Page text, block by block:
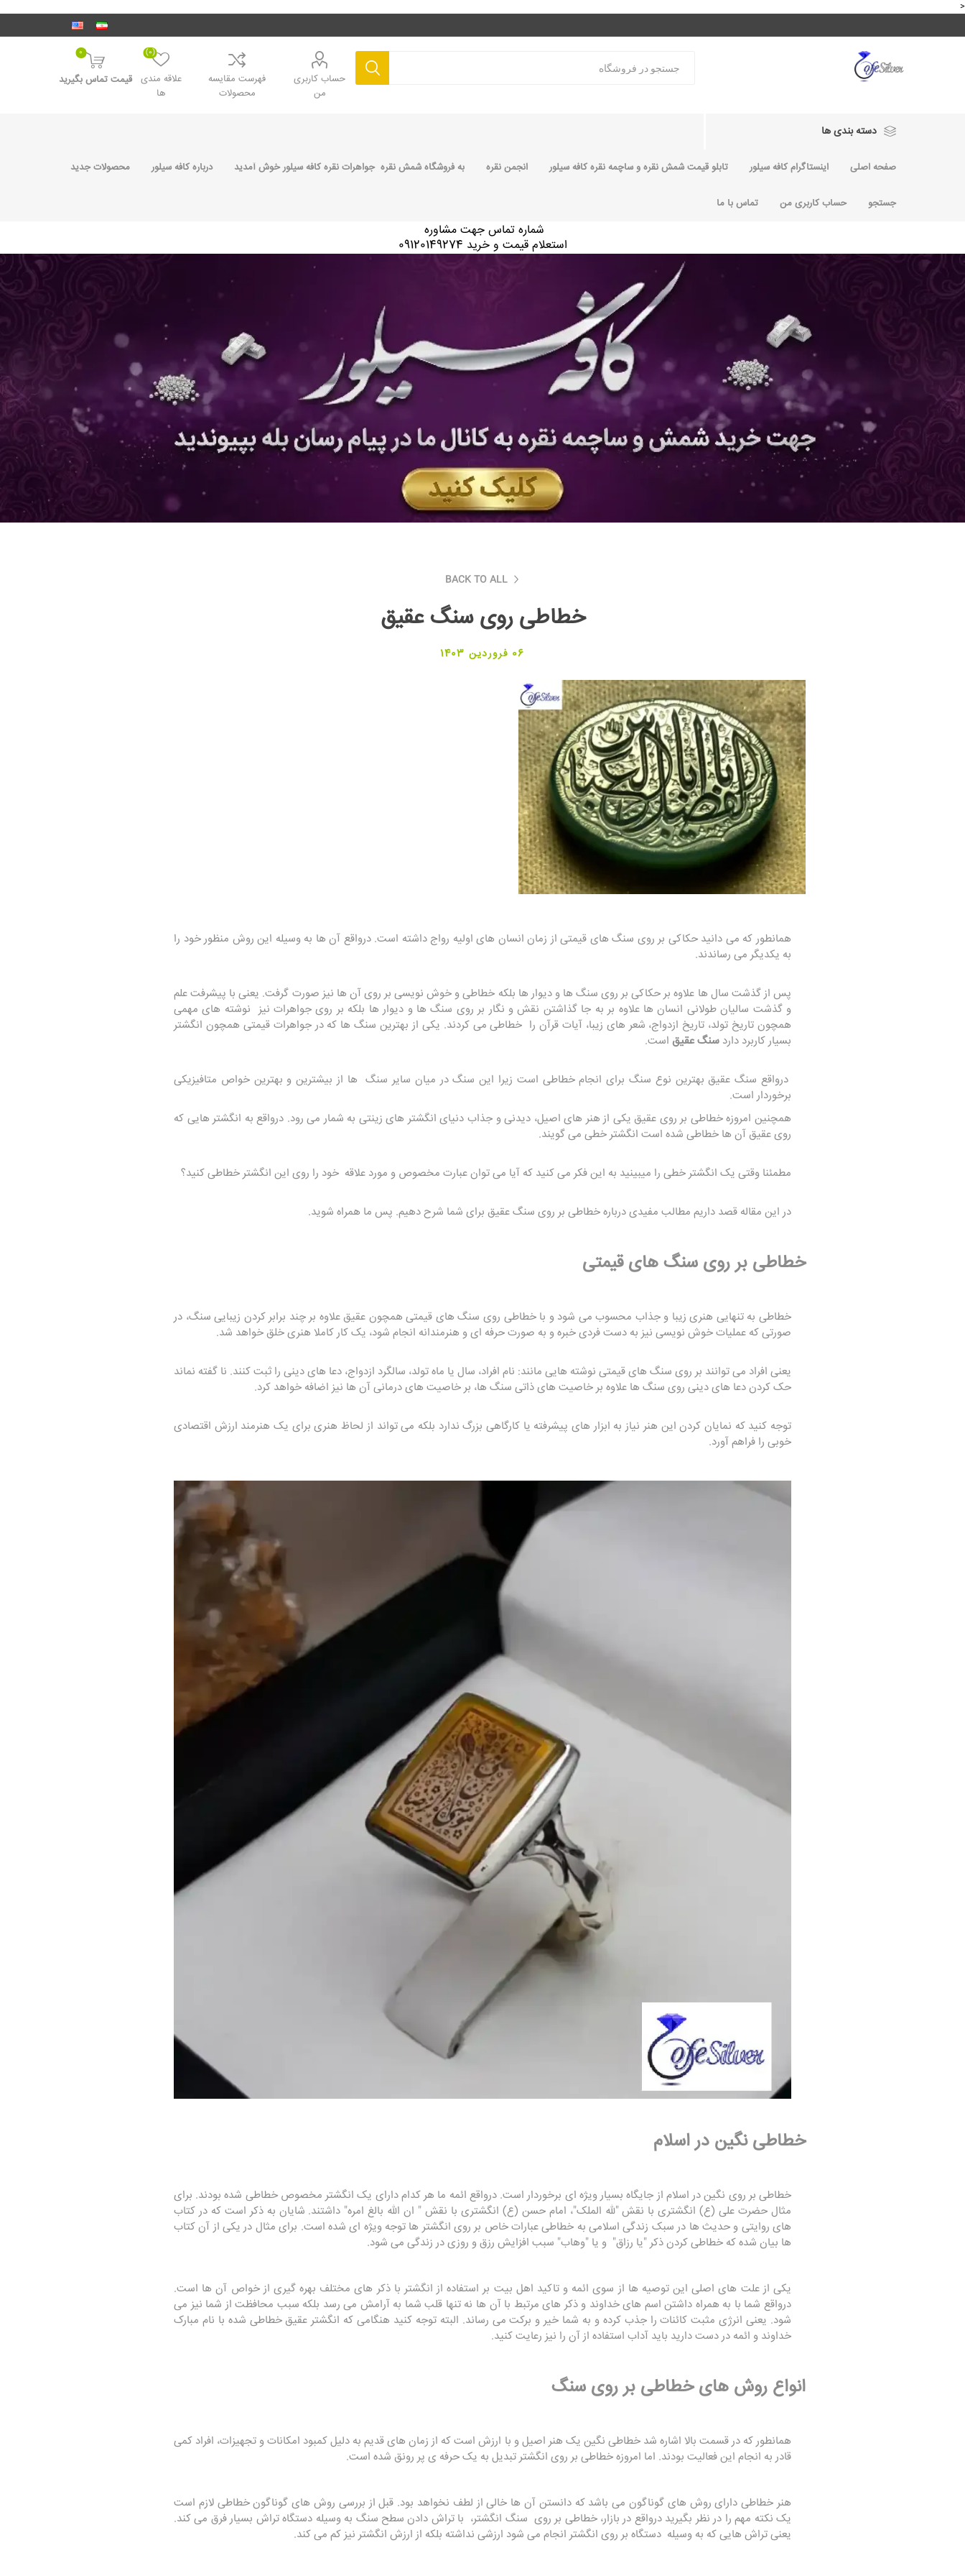
<
حساب کاربری
من
فهرست مقایسه
محصولات
علاقه مندی
ها
(0)
0
قیمت تماس بگیرید
دسته بندی ها
صفحه اصلی اینستاگرام کافه سیلور تابلو قیمت شمش نقره و ساچمه نقره کافه سیلور انجمن نقره به فروشگاه شمش نقره جواهرات نقره کافه سیلور خوش آمدید درباره کافه سیلور محصولات جدید
جستجو حساب کاربری من تماس با ما
شماره تماس جهت مشاوره
استعلام قیمت و خرید 09120149274
BACK TO ALL
خطاطی روی سنگ عقیق
06 فروردین 1403
همانطور که می دانید حکاکی بر روی سنگ های قیمتی از زمان انسان های اولیه رواج داشته است. درواقع آن ها به وسیله این روش منظور خود را
به یکدیگر می رساندند.
پس از گذشت سال ها علاوه بر حکاکی بر روی سنگ ها و دیوار ها بلکه خطاطی و خوش نویسی بر روی آن ها نیز صورت گرفت. یعنی با پیشرفت علم
و گذشت سالیان طولانی انسان ها علاوه بر به جا گذاشتن نقش و نگار بر روی سنگ ها و دیوار ها بلکه بر روی جواهرات نیز نوشته های مهمی
همچون تاریخ تولد، تاریخ ازدواج، شعر های زیبا، آیات قرآن را خطاطی می کردند. یکی از بهترین سنگ ها که در جواهرات قیمتی همچون انگشتر
بسیار کاربرد دارد سنگ عقیق است.
درواقع سنگ عقیق بهترین نوع سنگ برای انجام خطاطی است زیرا این سنگ در میان سایر سنگ ها از بیشترین و بهترین خواص متافیزیکی
برخوردار است.
همچنین امروزه خطاطی بر روی عقیق یکی از هنر های اصیل، دیدنی و جذاب دنیای انگشتر های زینتی به شمار می رود. درواقع به انگشتر هایی که
روی عقیق آن ها خطاطی شده است انگشتر خطی می گویند.
مطمئنا وقتی یک انگشتر خطی را میبینید به این فکر می کنید که آیا می توان عبارت مخصوص و مورد علاقه خود را روی این انگشتر خطاطی کنید؟
در این مقاله قصد داریم مطالب مفیدی درباره خطاطی بر روی سنگ عقیق برای شما شرح دهیم. پس ما همراه شوید‌.
خطاطی بر روی سنگ های قیمتی
خطاطی به تنهایی هنری زیبا و جذاب محسوب می شود و با خطاطی روی سنگ های قیمتی همچون عقیق علاوه بر چند برابر کردن زیبایی سنگ، در
صورتی که عملیات خوش نویسی نیز به دست فردی خبره و به صورت حرفه ای و هنرمندانه انجام شود، یک کار کاملا هنری خلق خواهد شد.
یعنی افراد می توانند بر روی سنگ های قیمتی نوشته هایی مانند: نام افراد، سال یا ماه تولد، سالگرد ازدواج، دعا های دینی را ثبت کنند. نا گفته نماند
حک کردن دعا های دینی روی سنگ ها علاوه بر خاصیت های ذاتی سنگ ها، بر خاصیت های درمانی آن ها نیز اضافه خواهد کرد.
توجه کنید که نمایان کردن این هنر نیاز به ابزار های پیشرفته یا کارگاهی بزرگ ندارد بلکه می تواند از لحاظ هنری برای یک هنرمند ارزش اقتصادی
خوبی را فراهم آورد.
خطاطی نگین در اسلام
خطاطی بر روی نگین در اسلام از جایگاه بسیار ویژه ای برخوردار است. درواقع ائمه ما هر کدام دارای یک انگشتر مخصوص خطاطی شده بودند. برای
مثال حضرت علی (ع) انگشتری با نقش "لله الملک"، امام حسن (ع) انگشتری با نقش " ان الله بالغ امره" داشتند. شایان به ذکر است که در کتاب
های روایتی و حدیث ها در سبک زندگی اسلامی به خطاطی عبارات خاص بر روی انگشتر ها توجه ویژه ای شده است. برای مثال در یکی از آن کتاب
ها بیان شده که خطاطی کردن ذکر "یا رزاق" و یا "وهاب" سبب افزایش رزق و روزی در زندگی می شود.
یکی از علت های اصلی این توصیه ها از سوی ائمه و تاکید اهل بیت بر استفاده از انگشتر با ذکر های مختلف بهره گیری از خواص آن ها است.
درواقع شما با به همراه داشتن اسم های خداوند و ذکر های مرتبط با آن ها نه تنها قلب شما به آرامش می رسد بلکه سبب محافظت از شما نیز می
شود. یعنی انرژی مثبت کائنات را جذب کرده و به شما خیر و برکت می رساند. البته توجه کنید هنگامی که انگشتر عقیق خطاطی شده با نام مبارک
خداوند و ائمه در دست دارید باید آداب استفاده از آن را نیز رعایت کنید.
انواع روش های خطاطی بر روی سنگ
همانطور که در قسمت بالا اشاره شد خطاطی نگین یک هنر اصیل و با ارزش است که از زمان های قدیم به دلیل کمبود امکانات و تجهیزات، افراد کمی
قادر به انجام این فعالیت بودند. اما امروزه خطاطی بر روی انگشتر تبدیل به یک حرفه ی پر رونق شده است.
هنر خطاطی دارای روش های گوناگون می باشد که دانستن آن ها خالی از لطف نخواهد بود. قبل از بررسی روش های گوناگون خطاطی لازم است
یک نکته مهم را در نظر بگیرید درواقع در بازار، خطاطی بر روی سنگ انگشتر، با تراش دادن سطح سنگ به وسیله دستگاه تراش بسیار فرق می کند.
یعنی تراش هایی که به وسیله دستگاه بر روی انگشتر انجام می شود ارزشی نداشته بلکه از ارزش انگشتر نیز کم می کند.